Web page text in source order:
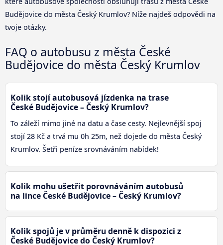
Budějovice do města Český Krumlov? Níže najdeš odpovědi na
tvoje otázky.
FAQ o autobusu z města České
Budějovice do města Český Krumlov
Kolik stojí autobusová jízdenka na trase
České Budějovice – Český Krumlov?
To záleží mimo jiné na datu a čase cesty. Nejlevnější spoj
stojí 28 Kč a trvá mu 0h 25m, než dojede do města Český
Krumlov. Šetři peníze srovnáváním nabídek!
Kolik mohu ušetřit porovnáváním autobusů
na lince České Budějovice – Český Krumlov?
Kolik spojů je v průměru denně k dispozici z
České Budějovice do Český Krumlov?